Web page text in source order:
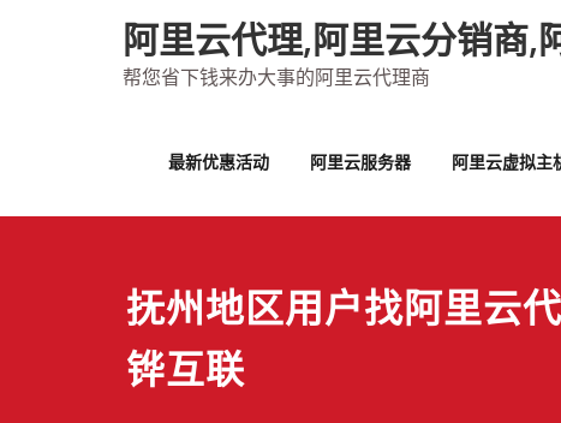
阿里云代理,阿里云分销商,
帮您省下钱来办大事的阿里云代理商
最新优惠活动 阿里云服务器 阿里云虚拟主
抚州地区用户找阿里云
铧互联